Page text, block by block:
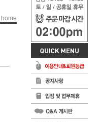
home